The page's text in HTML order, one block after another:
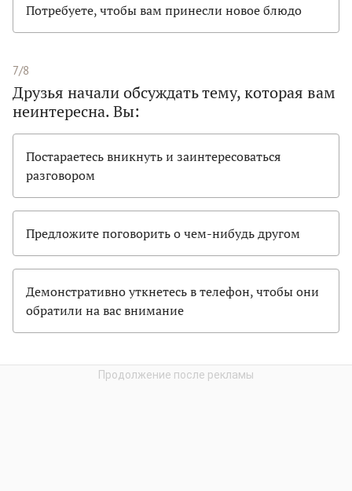
Потребуете, чтобы вам принесли новое блюдо
7/8
Друзья начали обсуждать тему, которая вам
неинтересна. Вы:
Постараетесь вникнуть и заинтересоваться
разговором
Предложите поговорить о чем-нибудь другом
Демонстративно уткнетесь в телефон, чтобы они
обратили на вас внимание